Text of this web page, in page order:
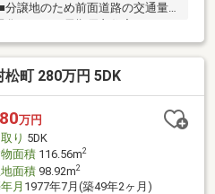
譲地のため前面道路の交通量
町 280万円 5DK
万円
り 5DK
面積116.56m2
面積98.92m2
月 1977年7月(築49年2ヶ月)